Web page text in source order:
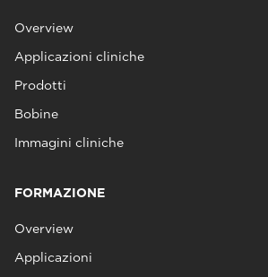
Overview
Applicazioni cliniche
Prodotti
Bobine
Immagini cliniche
FORMAZIONE
Overview
Applicazioni